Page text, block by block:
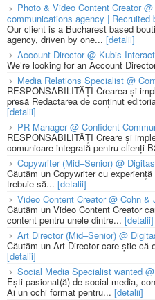
Photo & Video Content Creator
communications agency |
Our client is a Bucharest based
agency, driven by one... [detalii]
Account Director @ Kubis
We’re looking for an Account
Media Relations Specialist @
RESPONSABILITĂȚI Crearea și
presă Redactarea de conținut
[detalii]
PR Manager @ Confident
RESPONSABILITĂȚI Creare și
comunicare integrată pentru clienți
Copywriter (Mid–Senior) @
Căutăm un Copywriter cu
trebuie să... [detalii]
Video Content Creator @ Cohn &
Căutăm un Video Content Creator
content pentru unele dintre... [detalii]
Art Director (Mid–Senior) @
Căutăm un Art Director care știe că
[detalii]
Social Media Specialist wanted
Ești pasionat(ă) de social media,
Ai un ochi format pentru... [detalii]